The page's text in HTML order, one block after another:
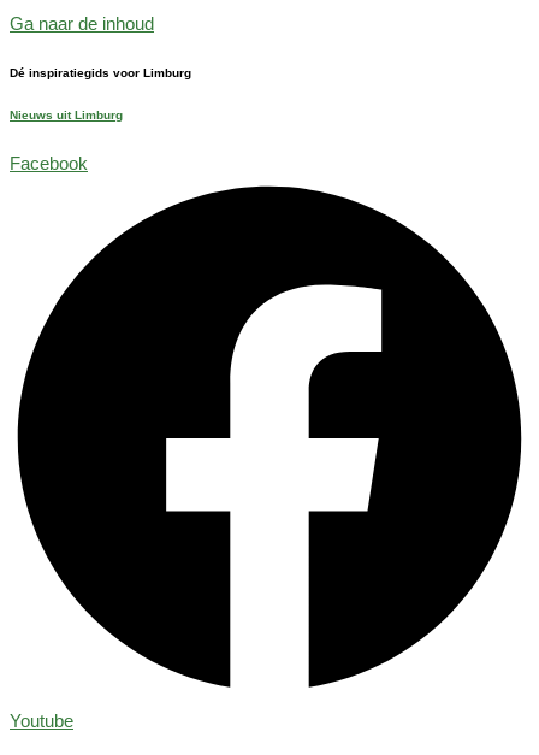
Ga naar de inhoud
Dé inspiratiegids voor Limburg
Nieuws uit Limburg
Facebook
Youtube